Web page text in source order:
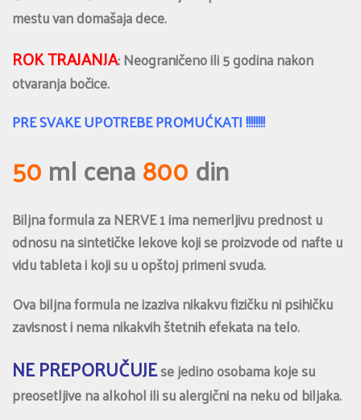
mestu van domašaja dece.
ROK TRAJANJA: Neograničeno ili 5 godina nakon
otvaranja bočice.
PRE SVAKE UPOTREBE PROMUĆKATI !!!!!!!!
50ml cena800din
Biljna formula za NERVE 1 ima nemerljivu prednost u
odnosu na sintetičke lekove koji se proizvode od nafte u
vidu tableta i koji su u opštoj primeni svuda.
Ova biljna formula ne izaziva nikakvu fizičku ni psihičku
zavisnost i nema nikakvih štetnih efekata na telo.
NE PREPORUČUJEse jedino osobama koje su
preosetljive na alkohol ili su alergični na neku od biljaka.